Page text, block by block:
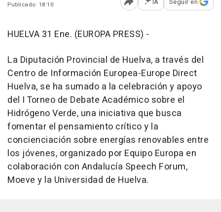
Publicado: 18:10
Abrir opciones para
HUELVA 31 Ene. (EUROPA PRESS) -
La Diputación Provincial de Huelva, a través del
Centro de Información Europea-Europe Direct
Huelva, se ha sumado a la celebración y apoyo
del I Torneo de Debate Académico sobre el
Hidrógeno Verde, una iniciativa que busca
fomentar el pensamiento crítico y la
concienciación sobre energías renovables entre
los jóvenes, organizado por Equipo Europa en
colaboración con Andalucía Speech Forum,
Moeve y la Universidad de Huelva.